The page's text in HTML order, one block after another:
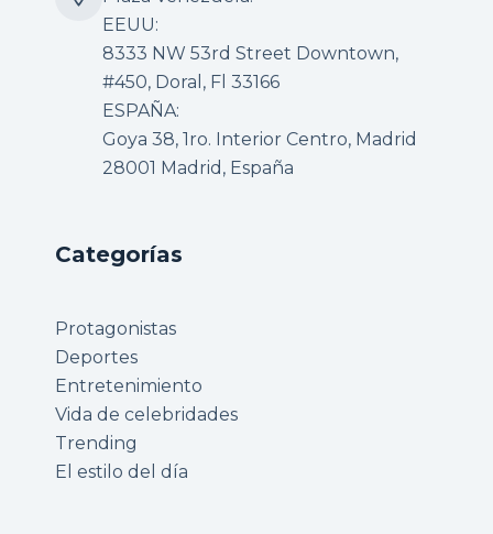
EEUU:
8333 NW 53rd Street Downtown,
#450, Doral, Fl 33166
ESPAÑA:
Goya 38, 1ro. Interior Centro, Madrid
28001 Madrid, España
Categorías
Protagonistas
Deportes
Entretenimiento
Vida de celebridades
Trending
El estilo del día